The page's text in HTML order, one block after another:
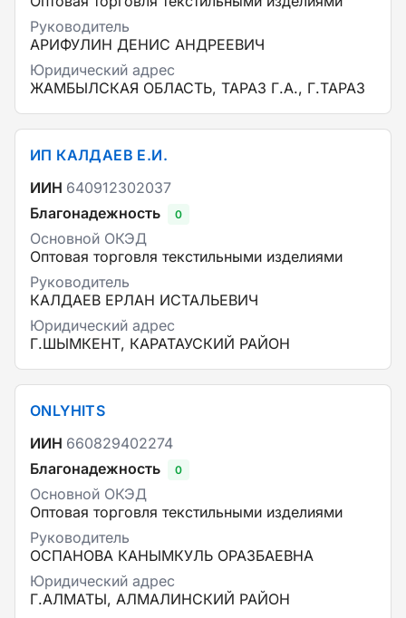
Руководитель
АРИФУЛИН ДЕНИС АНДРЕЕВИЧ
Юридический адрес
ЖАМБЫЛСКАЯ ОБЛАСТЬ, ТАРАЗ Г.А., Г.ТАРАЗ
ИП КАЛДАЕВ Е.И.
ИИН 640912302037
Благонадежность
0
Основной ОКЭД
Оптовая торговля текстильными изделиями
Руководитель
КАЛДАЕВ ЕРЛАН ИСТАЛЬЕВИЧ
Юридический адрес
Г.ШЫМКЕНТ, КАРАТАУСКИЙ РАЙОН
ONLYHITS
ИИН 660829402274
Благонадежность
0
Основной ОКЭД
Оптовая торговля текстильными изделиями
Руководитель
ОСПАНОВА КАНЫМКУЛЬ ОРАЗБАЕВНА
Юридический адрес
Г.АЛМАТЫ, АЛМАЛИНСКИЙ РАЙОН